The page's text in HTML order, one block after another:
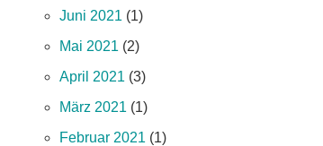
Juni 2021 (1)
Mai 2021 (2)
April 2021 (3)
März 2021 (1)
Februar 2021 (1)